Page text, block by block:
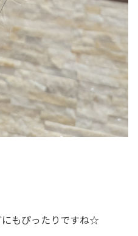
にもぴったりですね☆